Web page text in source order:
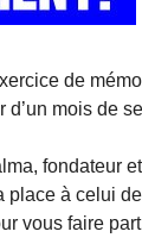
de
mois de
fondateur
place à celui
vous faire